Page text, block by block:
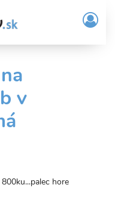
/
v
hore